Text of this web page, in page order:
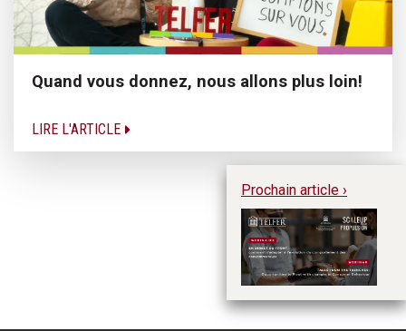
Quand vous donnez, nous allons plus loin!
LIRE L'ARTICLE
Prochain article ›